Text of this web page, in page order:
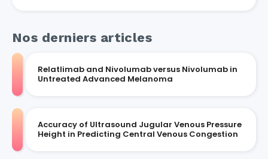
Nos derniers articles
Relatlimab and Nivolumab versus Nivolumab in
Untreated Advanced Melanoma
Accuracy of Ultrasound Jugular Venous Pressure
Height in Predicting Central Venous Congestion